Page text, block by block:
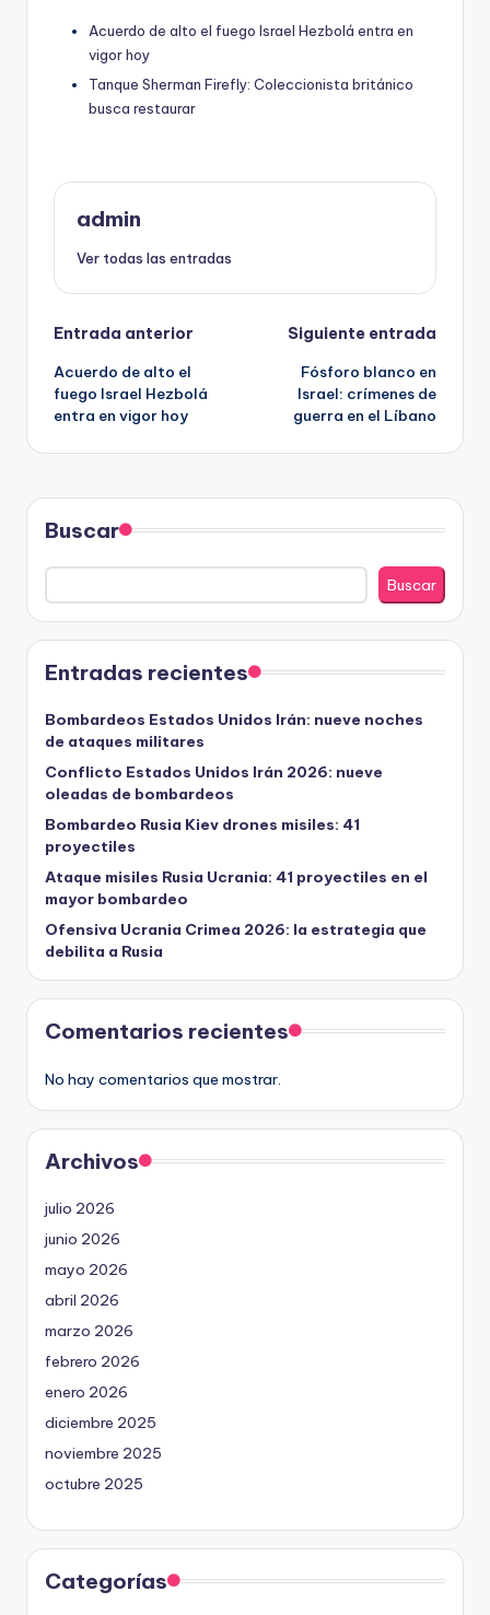
Acuerdo de alto el fuego Israel Hezbolá entra en
vigor hoy
Tanque Sherman Firefly: Coleccionista británico
busca restaurar
admin
Ver todas las entradas
Navegación
de
entradas
Entrada anterior
Acuerdo de alto el
fuego Israel Hezbolá
entra en vigor hoy
Siguiente entrada
Fósforo blanco en
Israel: crímenes de
guerra en el Líbano
Buscar
Buscar
Entradas recientes
Bombardeos Estados Unidos Irán: nueve noches
de ataques militares
Conflicto Estados Unidos Irán 2026: nueve
oleadas de bombardeos
Bombardeo Rusia Kiev drones misiles: 41
proyectiles
Ataque misiles Rusia Ucrania: 41 proyectiles en el
mayor bombardeo
Ofensiva Ucrania Crimea 2026: la estrategia que
debilita a Rusia
Comentarios recientes
No hay comentarios que mostrar.
Archivos
julio 2026
junio 2026
mayo 2026
abril 2026
marzo 2026
febrero 2026
enero 2026
diciembre 2025
noviembre 2025
octubre 2025
Categorías